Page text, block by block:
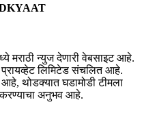
मराठी न्युज देणारी वेबसाइट आहे.
प्रायव्हेट लिमिटेड संचलित आहे.
थोडक्यात घडामोडी टीमला
करण्याचा अनुभव आहे.